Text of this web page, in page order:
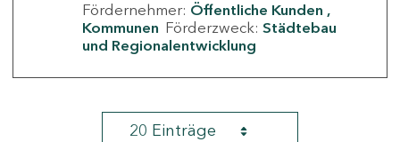
Fördernehmer: Öffentliche Kunden
Kommunen Förderzweck: Städtebau
und Regionalentwicklung
20 Einträge